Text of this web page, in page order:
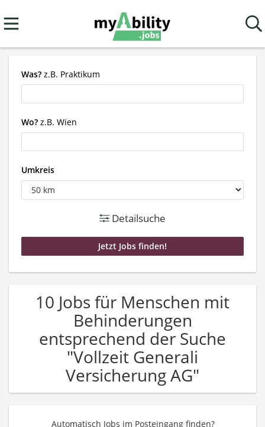
Was? z.B. Praktikum
Wo? z.B. Wien
Umkreis
Detailsuche
10 Jobs für Menschen mit
Behinderungen
entsprechend der Suche
"Vollzeit Generali
Versicherung AG"
Automatisch Jobs im Posteingang finden?